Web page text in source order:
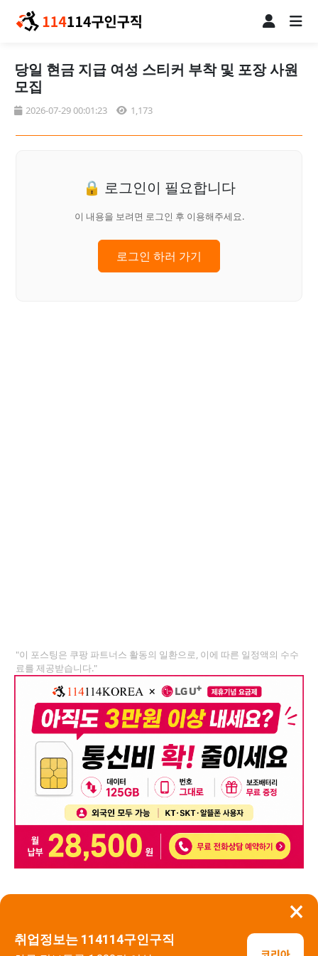
×
취업정보는 114114구인구직
당일 현금 지급 여성 스티커 부착 및 포장 사원
모집
2026-07-29 00:01:23 1,173
🔒 로그인이 필요합니다
이 내용을 보려면 로그인 후 이용해주세요.
로그인 하러 가기
"이 포스팅은 쿠팡 파트너스 활동의 일환으로, 이에 따른 일정액의 수수
료를 제공받습니다."